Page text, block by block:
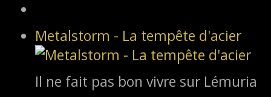
Metalstorm - La tempête d'acier
Il ne fait pas bon vivre sur Lémuria